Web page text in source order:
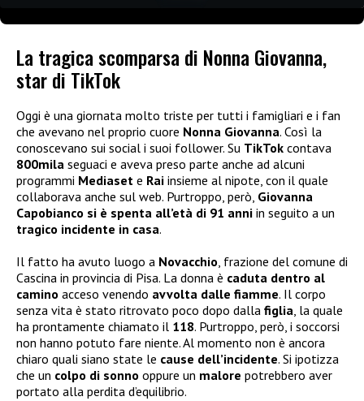
La tragica scomparsa di Nonna Giovanna,
star di TikTok
Oggi è una giornata molto triste per tutti i famigliari e i fan
che avevano nel proprio cuore Nonna Giovanna. Così la
conoscevano sui social i suoi follower. Su TikTok contava
800mila seguaci e aveva preso parte anche ad alcuni
programmi Mediaset e Rai insieme al nipote, con il quale
collaborava anche sul web. Purtroppo, però, Giovanna
Capobianco si è spenta all’età di 91 anni in seguito a un
tragico incidente in casa.
Il fatto ha avuto luogo a Novacchio, frazione del comune di
Cascina in provincia di Pisa. La donna è caduta dentro al
camino acceso venendo avvolta dalle fiamme. Il corpo
senza vita è stato ritrovato poco dopo dalla figlia, la quale
ha prontamente chiamato il 118. Purtroppo, però, i soccorsi
non hanno potuto fare niente. Al momento non è ancora
chiaro quali siano state le cause dell’incidente. Si ipotizza
che un colpo di sonno oppure un malore potrebbero aver
portato alla perdita d’equilibrio.